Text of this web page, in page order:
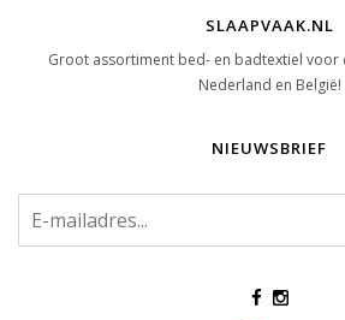
SLAAPVAAK.NL
Groot assortiment bed- en badtextiel voor
Nederland en België!
NIEUWSBRIEF